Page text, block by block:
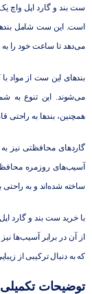
ست بند و گارد اپل واچ
است. این ست شامل
می‌دهد تا ساعت خود را
بندهای این ست از مواد
می‌شوند. این تنوع به
همچنین، بندها به راحتی
گاردهای محافظتی نیز
آسیب‌های روزمره
ساخته شده‌اند و به
با خرید ست بند و گارد
از آن در برابر آسیب‌ها
که به دنبال ترکیبی از
توضیحات تکمیلی